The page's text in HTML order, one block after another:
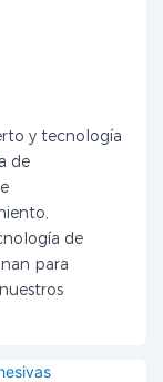
y tecnología
de
de
para